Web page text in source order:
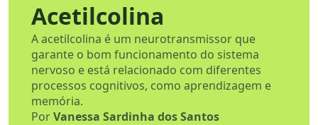
Acetilcolina
A acetilcolina é um neurotransmissor que
garante o bom funcionamento do sistema
nervoso e está relacionado com diferentes
processos cognitivos, como aprendizagem e
memória.
PorVanessa Sardinha dos Santos